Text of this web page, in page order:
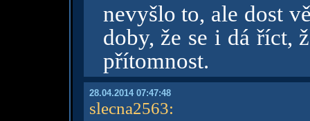
nevyšlo to, ale dost
doby, že se i dá říct,
přítomnost.
28.04.2014 07:47:48
slecna2563: